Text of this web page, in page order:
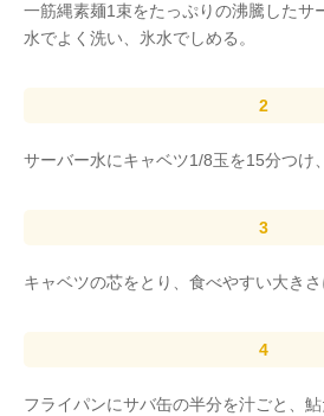
一筋縄素麺1束をたっぷりの沸騰したサ
水でよく洗い、氷水でしめる。
サーバー水にキャベツ1/8玉を15分つけ
キャベツの芯をとり、食べやすい大きさ
フライパンにサバ缶の半分を汁ごと、鮎